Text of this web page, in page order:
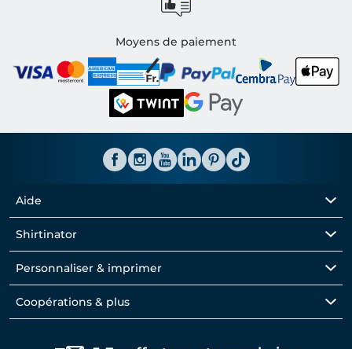
Moyens de paiement
Aide
Shirtinator
Personnaliser & imprimer
Coopérations & plus